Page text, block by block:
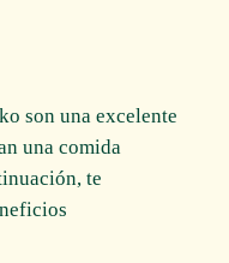
son una excelente
una comida
te